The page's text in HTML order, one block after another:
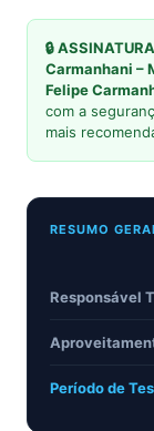
🔒
Carmanhani –
Felipe
com a
mais
RESUMO
Responsável
Período de